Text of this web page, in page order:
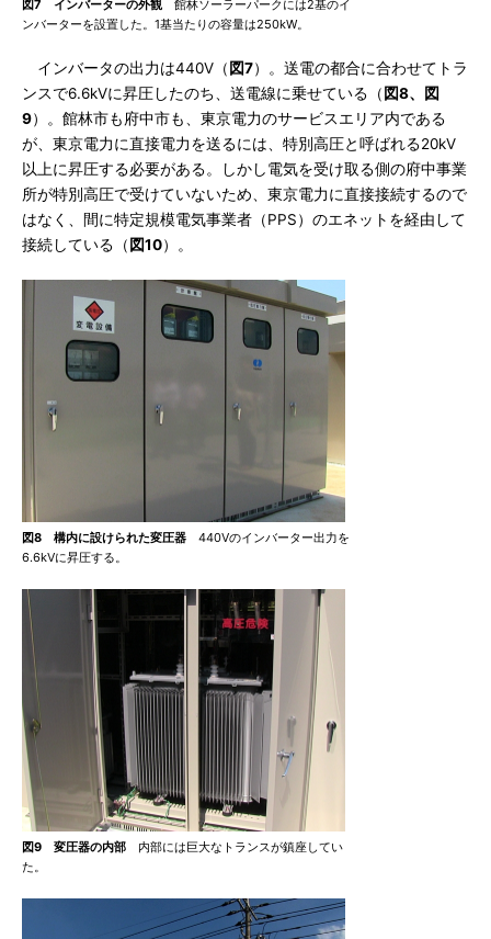
図7 インバーターの外観 館林ソーラーパークには2基のイ
ンバーターを設置した。1基当たりの容量は250kW。
インバータの出力は440V（ 図7）。送電の都合に合わせてトラ
ンスで6.6kVに昇圧したのち、送電線に乗せている（ 図8、図
9）。館林市も府中市も、東京電力のサービスエリア内である
が、東京電力に直接電力を送るには、特別高圧と呼ばれる20kV
以上に昇圧する必要がある。しかし電気を受け取る側の府中事業
所が特別高圧で受けていないため、東京電力に直接接続するので
はなく、間に特定規模電気事業者（PPS）のエネットを経由して
接続している（ 図10）。
図8 構内に設けられた変圧器 440Vのインバーター出力を
6.6kVに昇圧する。
図9 変圧器の内部 内部には巨大なトランスが鎮座してい
た。